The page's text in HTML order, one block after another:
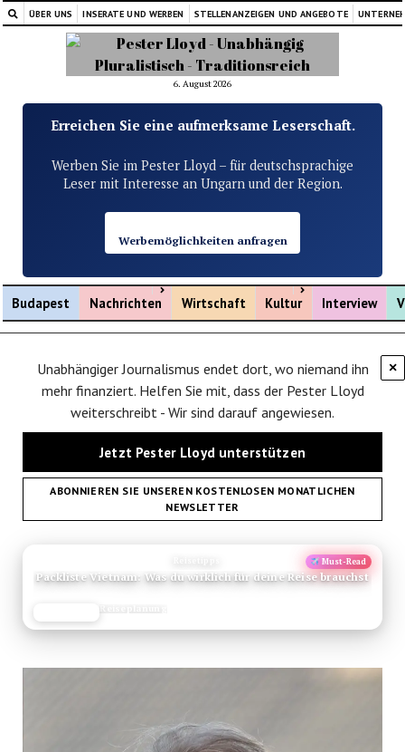
ÜBER UNS INSERATE UND WERBEN STELLENANZEIGEN UND ANGEBOTE
6. August 2026
Erreichen Sie eine aufmerksame Leserschaft.
Werben Sie im Pester Lloyd – für deutschsprachige
Leser mit Interesse an Ungarn und der Region.
Werbemöglichkeiten anfragen
Budapest Nachrichten
Menü öffnen
Wirtschaft Kultur
Menü öffnen
Interview
×
Unabhängiger Journalismus endet dort, wo niemand ihn
mehr finanziert. Helfen Sie mit, dass der Pester Lloyd
weiterschreibt - Wir sind darauf angewiesen.
Jetzt Pester Lloyd unterstützen
ABONNIEREN SIE UNSEREN KOSTENLOSEN MONATLICHEN
NEWSLETTER
Must-Read
Packliste Vietnam: Was du wirklich für deine Reise brauchst
Reiseplanung